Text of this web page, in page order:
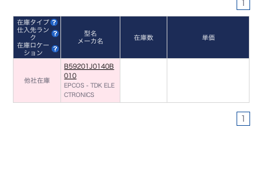
1
在庫タイプ
仕入先ラン
ク
在庫ロケー
ション
型名
メーカ名
在庫数 単価
他社在庫
B59201J0140B
010
EPCOS - TDK ELE
CTRONICS
1